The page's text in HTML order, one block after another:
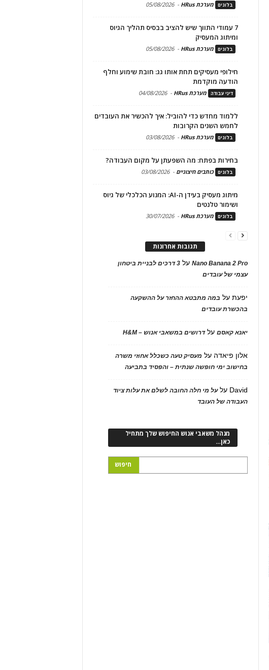
בלוגים מערכת HRus -
05/08/2026
7 עמודי התווך שיש להציב בבסיס תהליך הגיוס
ומיתוג המעסיק
בלוגים מערכת HRus -
05/08/2026
חילופי מעסיקים תחת אותו גג: חובת שימוע וחלף
הודעה מוקדמת
דיני עבודה מערכת HRus -
04/08/2026
ללמוד מחדש כדי להוביל: איך להכשיר את העובדים
לחמש השנים הקרובות
בלוגים מערכת HRus -
03/08/2026
בחירות בפתח: מה השפעתן על מקום העבודה?
בלוגים כותבים חיצוניים -
03/08/2026
מיתוג מעסיק בעידן ה-AI: המנוע הכלכלי של גיוס
ושימור טלנטים
בלוגים מערכת HRus -
30/07/2026
תגובות אחרונות
Nano Banana 2 Proעל
3 דרכים לבניית ביטחון
עצמי של עובדים
יפעתעל במה מתבטא ההחזר על ההשקעה
בהכשרת עובדים
יאנא קאסםעלדרושים במשאבי אנוש – H&M
אלון פיאדה על מעסיק טעה כשכלל אחוזי משרה
בחישוב ימי חופשה שנתית – והפסיד בתביעה
David עלעל מי חלה החובה לשלם את עלות ציוד
העבודה של העובד
מנהל משאבי אנוש החיפוש שלך מתחיל
כאן…